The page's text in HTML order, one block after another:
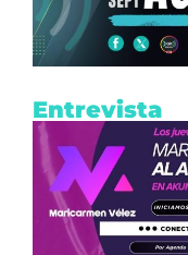
Entrevista